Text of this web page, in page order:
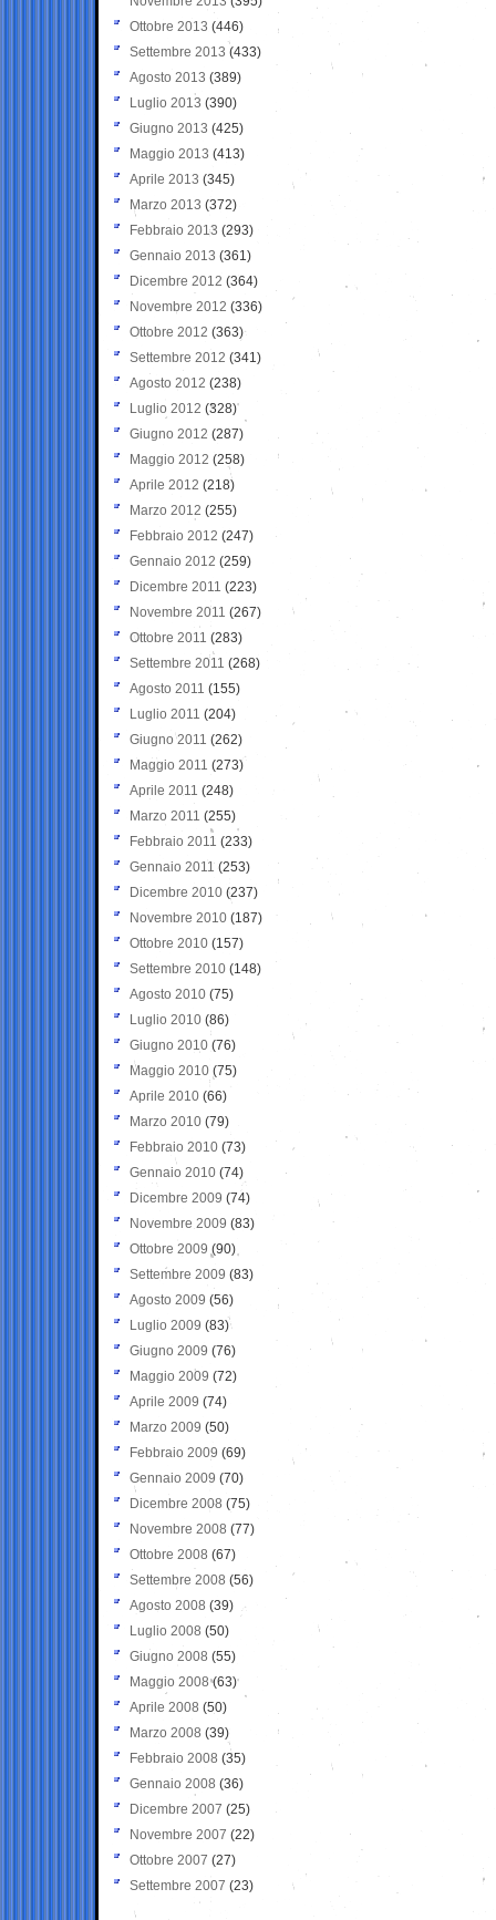
Ottobre 2013 (446)
Settembre 2013 (433)
Agosto 2013 (389)
Luglio 2013 (390)
Giugno 2013 (425)
Maggio 2013 (413)
Aprile 2013 (345)
Marzo 2013 (372)
Febbraio 2013 (293)
Gennaio 2013 (361)
Dicembre 2012 (364)
Novembre 2012 (336)
Ottobre 2012 (363)
Settembre 2012 (341)
Agosto 2012 (238)
Luglio 2012 (328)
Giugno 2012 (287)
Maggio 2012 (258)
Aprile 2012 (218)
Marzo 2012 (255)
Febbraio 2012 (247)
Gennaio 2012 (259)
Dicembre 2011 (223)
Novembre 2011 (267)
Ottobre 2011 (283)
Settembre 2011 (268)
Agosto 2011 (155)
Luglio 2011 (204)
Giugno 2011 (262)
Maggio 2011 (273)
Aprile 2011 (248)
Marzo 2011 (255)
Febbraio 2011 (233)
Gennaio 2011 (253)
Dicembre 2010 (237)
Novembre 2010 (187)
Ottobre 2010 (157)
Settembre 2010 (148)
Agosto 2010 (75)
Luglio 2010 (86)
Giugno 2010 (76)
Maggio 2010 (75)
Aprile 2010 (66)
Marzo 2010 (79)
Febbraio 2010 (73)
Gennaio 2010 (74)
Dicembre 2009 (74)
Novembre 2009 (83)
Ottobre 2009 (90)
Settembre 2009 (83)
Agosto 2009 (56)
Luglio 2009 (83)
Giugno 2009 (76)
Maggio 2009 (72)
Aprile 2009 (74)
Marzo 2009 (50)
Febbraio 2009 (69)
Gennaio 2009 (70)
Dicembre 2008 (75)
Novembre 2008 (77)
Ottobre 2008 (67)
Settembre 2008 (56)
Agosto 2008 (39)
Luglio 2008 (50)
Giugno 2008 (55)
Maggio 2008(63)
Aprile 2008 (50)
Marzo 2008 (39)
Febbraio 2008 (35)
Gennaio 2008 (36)
Dicembre 2007 (25)
Novembre 2007 (22)
Ottobre 2007 (27)
Settembre 2007 (23)